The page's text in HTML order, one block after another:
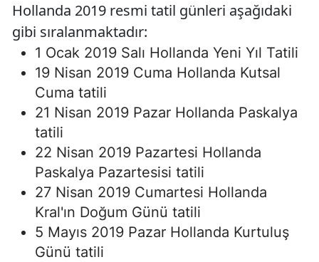
Hollanda 2019 resmi tatil günleri aşağıdaki
gibi sıralanmaktadır:
1 Ocak 2019 Salı Hollanda Yeni Yıl Tatili
19 Nisan 2019 Cuma Hollanda Kutsal
Cuma tatili
21 Nisan 2019 Pazar Hollanda Paskalya
tatili
22 Nisan 2019 Pazartesi Hollanda
Paskalya Pazartesisi tatili
27 Nisan 2019 Cumartesi Hollanda
Kral'ın Doğum Günü tatili
5 Mayıs 2019 Pazar Hollanda Kurtuluş
Günü tatili